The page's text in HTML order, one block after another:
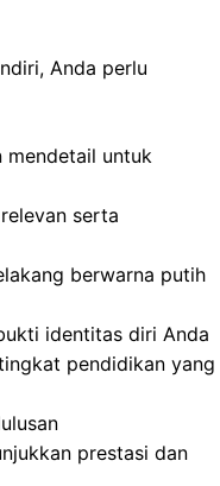
Anda perlu
mendetail untuk
serta
berwarna putih
identitas diri Anda
pendidikan yang
prestasi dan